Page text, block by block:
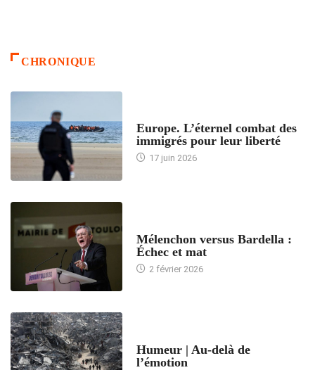
CHRONIQUE
Europe. L’éternel combat des
immigrés pour leur liberté
17 juin 2026
Mélenchon versus Bardella :
Échec et mat
2 février 2026
Humeur | Au-delà de
l’émotion